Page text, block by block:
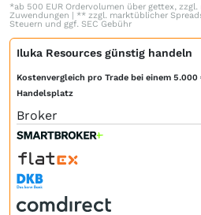
*ab 500 EUR Ordervolumen über gettex,
Zuwendungen | ** zzgl. marktüblicher
Steuern und ggf. SEC Gebühr
Iluka Resources günstig handeln
Kostenvergleich pro Trade bei einem
Handelsplatz
Broker